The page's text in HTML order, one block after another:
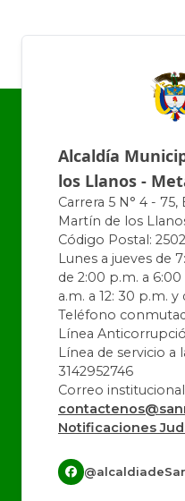
Alcaldía
los Llanos -
Carrera 5 N° 4 -
Martín de los
Código Postal:
Lunes a jueves de
de 2:00 p.m. a
a.m. a 12: 30 p.m.
Teléfono
Línea
Línea de servicio a
3142952746
Correo
Notificaciones